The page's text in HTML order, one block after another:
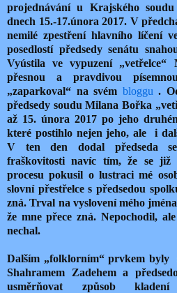
projednávání u Krajského
dnech 15.-17.února 2017. V
nemilé zpestření hlavního líčení
posedlostí předsedy senátu
Vyústila ve vypuzení „vetřelce“
přesnou a pravdivou
„zaparkoval“ na svém bloggu .
předsedy soudu Milana Bořka
až 15. února 2017 po jeho
které postihlo nejen jeho, ale i
V ten den dodal předseda
fraškovitosti navíc tím, že se
procesu pokusil o lustraci mé
slovní přestřelce s předsedou
zná. Trval na vyslovení mého
že mne přece zná. Nepochodil,
nechal.
Dalším „folklorním“ prvkem byly
Shahramem Zadehem a
usměrňovat způsob kladení